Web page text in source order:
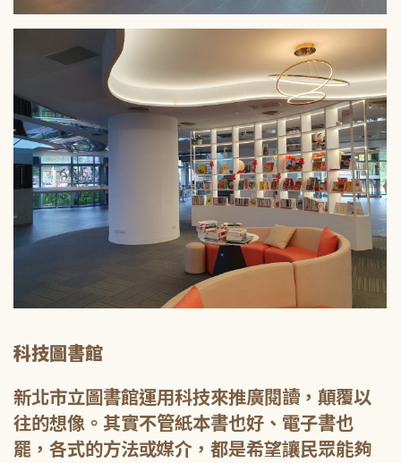
科技圖書館
新北市立圖書館運用科技來推廣閱讀，顛覆以
往的想像。其實不管紙本書也好、電子書也
罷，各式的方法或媒介，都是希望讓民眾能夠